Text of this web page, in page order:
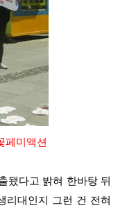
페미액션
됐다고 밝혀 한바탕 뒤
리대인지 그런 건 전혀